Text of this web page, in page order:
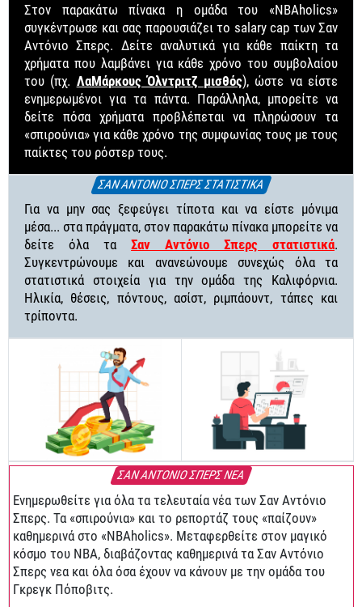
Στον παρακάτω πίνακα η ομάδα του «NBAholics»
συγκέντρωσε και σας παρουσιάζει το salary cap των Σαν
Αντόνιο Σπερς. Δείτε αναλυτικά για κάθε παίκτη τα
χρήματα που λαμβάνει για κάθε χρόνο του συμβολαίου
του (πχ. ΛαΜάρκους Όλντριτζ μισθός), ώστε να είστε
ενημερωμένοι για τα πάντα. Παράλληλα, μπορείτε να
δείτε πόσα χρήματα προβλέπεται να πληρώσουν τα
«σπιρούνια» για κάθε χρόνο της συμφωνίας τους με τους
παίκτες του ρόστερ τους.
ΣΑΝ ΑΝΤΟΝΙΟ ΣΠΕΡΣ ΣΤΑΤΙΣΤΙΚΑ
Για να μην σας ξεφεύγει τίποτα και να είστε μόνιμα
μέσα... στα πράγματα, στον παρακάτω πίνακα μπορείτε να
δείτε όλα τα Σαν Αντόνιο Σπερς στατιστικά.
Συγκεντρώνουμε και ανανεώνουμε συνεχώς όλα τα
στατιστικά στοιχεία για την ομάδα της Καλιφόρνια.
Ηλικία, θέσεις, πόντους, ασίστ, ριμπάουντ, τάπες και
τρίποντα.
ΣΑΝ ΑΝΤΟΝΙΟ ΣΠΕΡΣ ΝΕΑ
Ενημερωθείτε για όλα τα τελευταία νέα των Σαν Αντόνιο
Σπερς. Τα «σπιρούνια» και το ρεπορτάζ τους «παίζουν»
καθημερινά στο «NBAholics». Μεταφερθείτε στον μαγικό
κόσμο του NBA, διαβάζοντας καθημερινά τα Σαν Αντόνιο
Σπερς νεα και όλα όσα έχουν να κάνουν με την ομάδα του
Γκρεγκ Πόποβιτς.